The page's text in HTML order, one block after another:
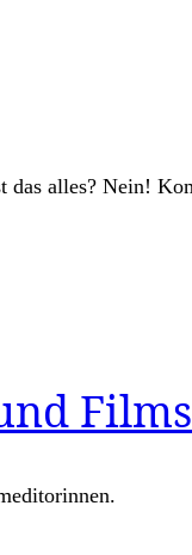
das alles? Nein!